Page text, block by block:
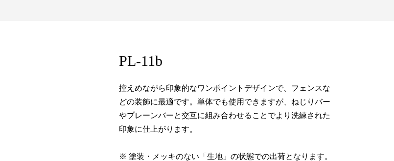
PL-11b
控えめながら印象的なワンポイントデザインで、フェンスな
どの装飾に最適です。単体でも使用できますが、ねじりバー
やプレーンバーと交互に組み合わせることでより洗練された
印象に仕上がります。
※ 塗装・メッキのない「生地」の状態での出荷となります。